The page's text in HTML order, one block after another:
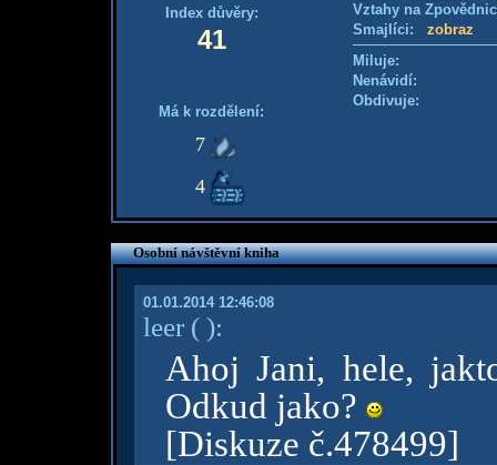
Index důvěry:
41
Má k rozdělení:
7
4
Vztahy na
Smajlíci: zobraz
Miluje:
Nenávidí:
Obdivuje:
Osobní návštěvní kniha
01.01.2014 12:46:08
leer( ):
Ahoj Jani, hele,
Odkud jako?
[Diskuze č.478499]